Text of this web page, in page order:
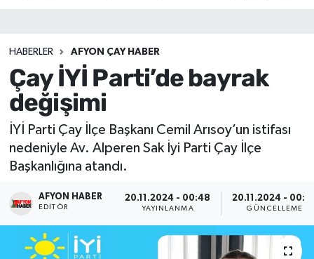
HABERLER AFYON ÇAY HABER
Çay İYİ Parti’de bayrak
değişimi
İYİ Parti Çay İlçe Başkanı Cemil Arısoy’un istifası
nedeniyle Av. Alperen Sak İyi Parti Çay İlçe
Başkanlığına atandı.
AFYON HABER
EDITÖR
20.11.2024 - 00:48
YAYINLANMA
20.11.2024 -
GÜNCELLEME
Sağlık
Eğitim
Sivil Toplum
Etkinlikler